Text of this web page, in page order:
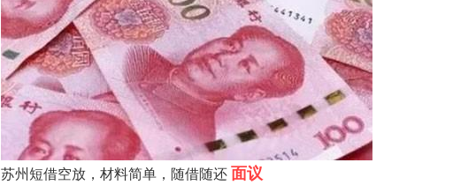
苏州短借空放，材料简单，随借随还面议